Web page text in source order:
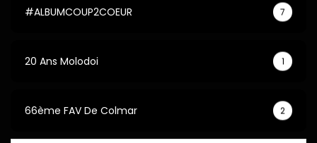
#ALBUMCOUP2COEUR 7
20 Ans Molodoi 1
66ème FAV De Colmar 2